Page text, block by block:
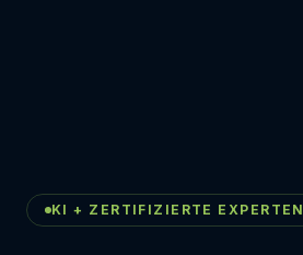
KI + ZERTIFIZIERTE EXPERTEN